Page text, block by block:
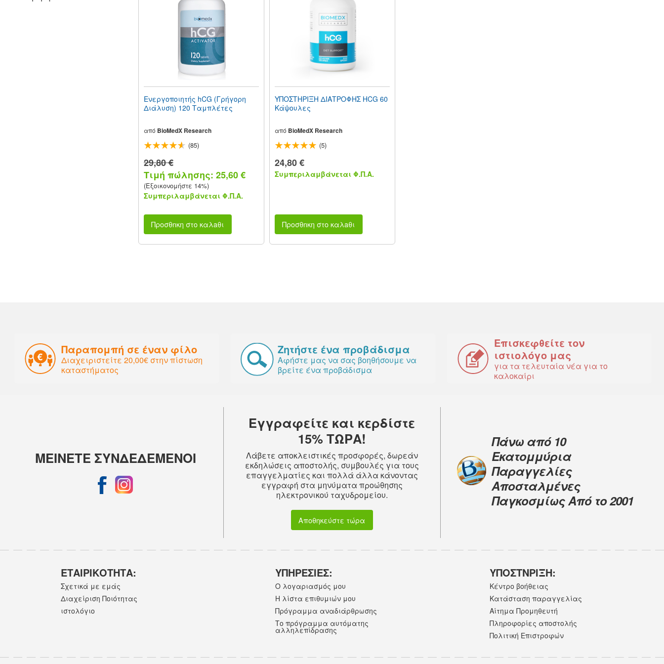
Ενεργοποιητής hCG (Γρήγορη
Διάλυση) 120 Ταμπλέτες
από BioMedX Research
(85)
29,80 €
Τιμή πώλησης: 25,60 €
(Εξοικονομήστε 14%)
Συμπεριλαμβάνεται Φ.Π.Α.
Προσθnκη στο καλaθι
ΥΠΟΣΤΗΡΙΞΗ ΔΙΑΤΡΟΦΗΣ HCG 60
Κάψουλες
από BioMedX Research
(5)
24,80 €
Συμπεριλαμβάνεται Φ.Π.Α.
Προσθnκη στο καλaθι
Παραπομπή σε έναν φίλο
Διαχειριστείτε 20,00€ στην πίστωση
καταστήματος
Ζητήστε ένα προβάδισμα
Αφήστε μας να σας βοηθήσουμε να
βρείτε ένα προβάδισμα
Επισκεφθείτε τον
ιστιολόγο μας
για τα τελευταία νέα για το
καλοκαίρι
ΜΕΙΝΕΤΕ ΣΥΝΔΕΔΕΜΕΝΟΙ
Εγγραφείτε και κερδίστε
15% ΤΩΡΑ!
Λάβετε αποκλειστικές προσφορές, δωρεάν
εκδηλώσεις αποστολής, συμβουλές για τους
επαγγελματίες και πολλά άλλα κάνοντας
εγγραφή στα μηνύματα προώθησης
ηλεκτρονικού ταχυδρομείου.
Αποθηκεύστε τώρα
Πάνω από 10
Εκατομμύρια
Παραγγελίες
Αποσταλμένες
Παγκοσμίως Από το 2001
ΕΤΑΙΡΙΚOΤΗΤΑ:
Σχετικά με εμάς
Διαχείριση Ποιότητας
ιστολόγιο
ΥΠΗΡΕΣΙΕΣ:
Ο λογαριασμός μου
Η λίστα επιθυμιών μου
Πρόγραμμα αναδιάρθρωσης
Το πρόγραμμα αυτόματης
αλληλεπίδρασης
ΥΠΟΣΤNΡΙΞΗ:
Κέντρο βοήθειας
Κατάσταση παραγγελίας
Αίτημα Προμηθευτή
Πληροφορίες αποστολής
Πολιτική Επιστροφών